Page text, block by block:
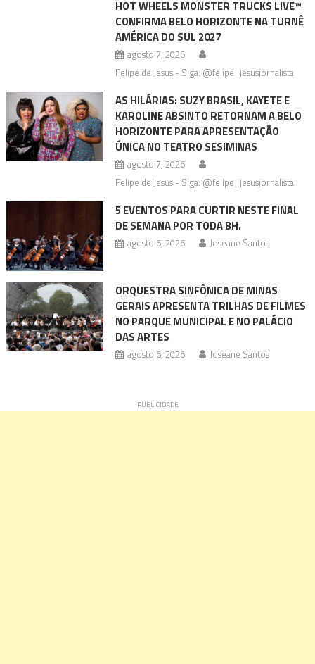
HOT WHEELS MONSTER TRUCKS LIVE™
CONFIRMA BELO HORIZONTE NA TURNÊ
AMÉRICA DO SUL 2027
agosto 7, 2026
Felipe de Jesus - Siga: @felipe_jesusjornalista
AS HILÁRIAS: SUZY BRASIL, KAYETE E
KAROLINE ABSINTO RETORNAM A BELO
HORIZONTE PARA APRESENTAÇÃO
ÚNICA NO TEATRO SESIMINAS
agosto 7, 2026
Felipe de Jesus - Siga: @felipe_jesusjornalista
5 EVENTOS PARA CURTIR NESTE FINAL
DE SEMANA POR TODA BH.
agosto 6, 2026 Joseane Santos
ORQUESTRA SINFÔNICA DE MINAS
GERAIS APRESENTA TRILHAS DE FILMES
NO PARQUE MUNICIPAL E NO PALÁCIO
DAS ARTES
agosto 6, 2026 Joseane Santos